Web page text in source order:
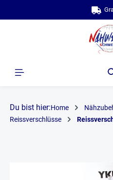
Du bist hier:Home
Reissverschlüsse